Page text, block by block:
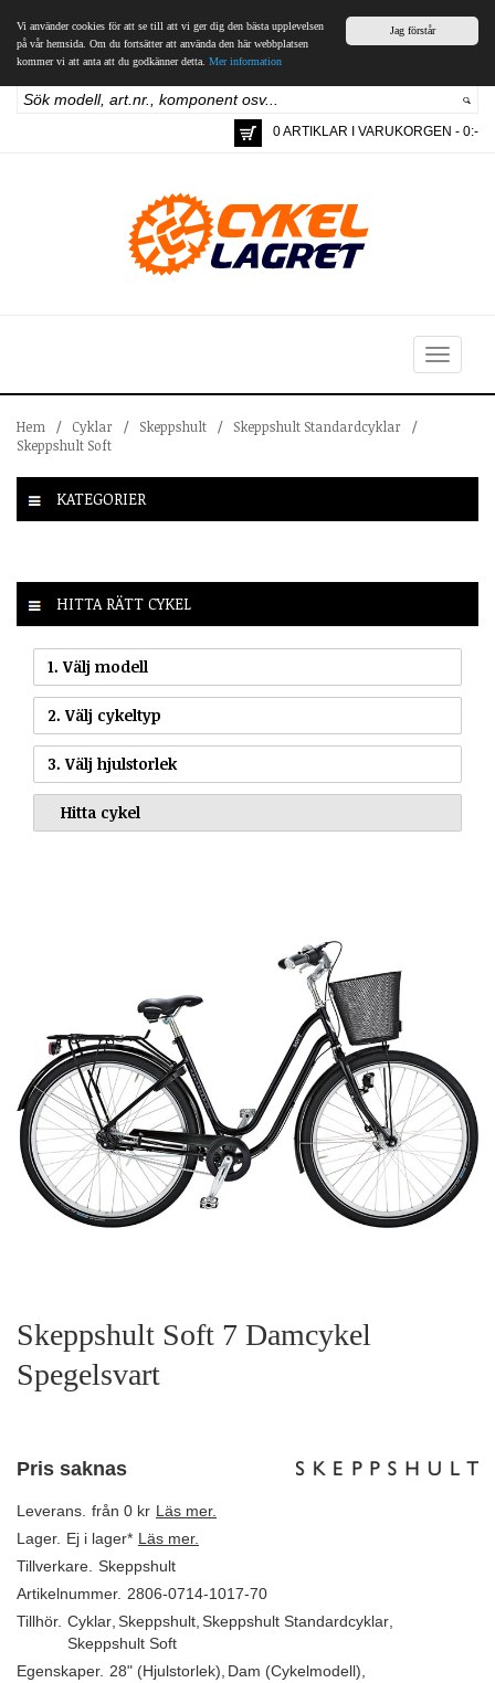
Jag förstår
Vi använder cookies för att se till att vi ger dig den bästa upplevelsen
på vår hemsida. Om du fortsätter att använda den här webbplatsen
kommer vi att anta att du godkänner detta. Mer information
0 ARTIKLAR I VARUKORGEN - 0:-
Toggle
navigation
Hem / Cyklar / Skeppshult / Skeppshult Standardcyklar
/
Skeppshult Soft
KATEGORIER
HITTA RÄTT CYKEL
1. Välj modell
2. Välj cykeltyp
3. Välj hjulstorlek
Skeppshult Soft 7 Damcykel
Spegelsvart
Pris saknas
Leverans. från 0 kr Läs mer.
Lager. Ej i lager* Läs mer.
Tillverkare. Skeppshult
Artikelnummer. 2806-0714-1017-70
Tillhör. Cyklar Skeppshult Skeppshult Standardcyklar
Skeppshult Soft
Egenskaper. 28" (Hjulstorlek) Dam (Cykelmodell)